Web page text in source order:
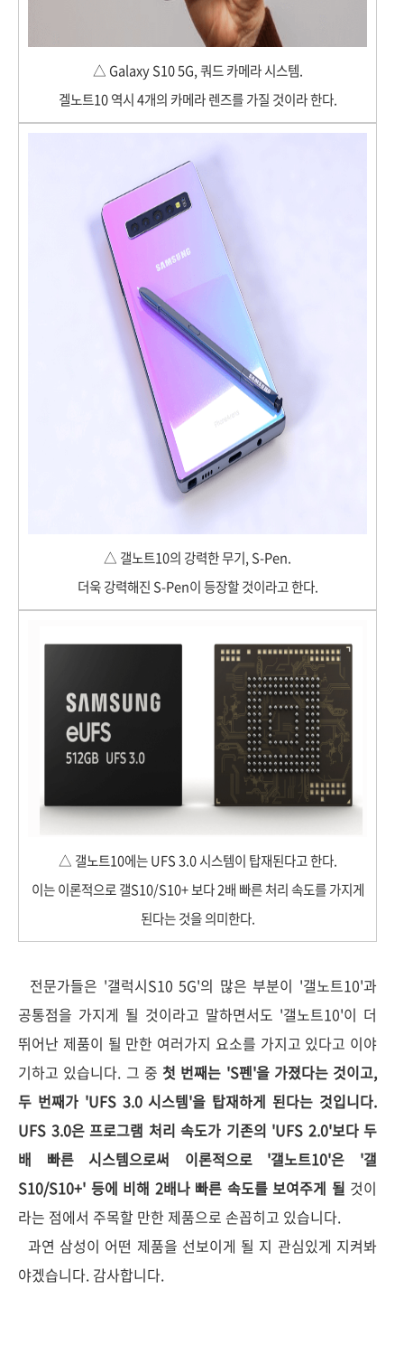
△ Galaxy S10 5G, 쿼드 카메라 시스템.
겔노트10 역시 4개의 카메라 렌즈를 가질 것이라 한다.
△ 갤노트10의 강력한 무기, S-Pen.
더욱 강력해진 S-Pen이 등장할 것이라고 한다.
△ 갤노트10에는 UFS 3.0 시스템이 탑재된다고 한다.
이는 이론적으로 갤S10/S10+ 보다 2배 빠른 처리 속도를 가지게
된다는 것을 의미한다.
전문가들은 '갤럭시S10 5G'의 많은 부분이 '갤노트10'과
공통점을 가지게 될 것이라고 말하면서도 '갤노트10'이 더
뛰어난 제품이 될 만한 여러가지 요소를 가지고 있다고 이야
기하고 있습니다. 그 중 첫 번째는 'S펜'을 가졌다는 것이고,
두 번째가 'UFS 3.0 시스템'을 탑재하게 된다는 것입니다.
UFS 3.0은 프로그램 처리 속도가 기존의 'UFS 2.0'보다 두
배 빠른 시스템으로써 이론적으로 '갤노트10'은 '갤
S10/S10+' 등에 비해 2배나 빠른 속도를 보여주게 될 것이
라는 점에서 주목할 만한 제품으로 손꼽히고 있습니다.
과연 삼성이 어떤 제품을 선보이게 될 지 관심있게 지켜봐
야겠습니다. 감사합니다.